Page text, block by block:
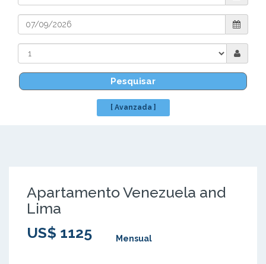
Pesquisar
[ Avanzada ]
Apartamento Venezuela and
Lima
US$ 1125
Mensual